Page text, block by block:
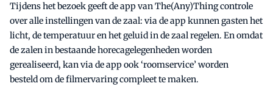
Tijdens het bezoek geeft de app van The(Any)Thing controle
over alle instellingen van de zaal: via de app kunnen gasten het
licht, de temperatuur en het geluid in de zaal regelen. En omdat
de zalen in bestaande horecagelegenheden worden
gerealiseerd, kan via de app ook ‘roomservice’ worden
besteld om de filmervaring compleet te maken.